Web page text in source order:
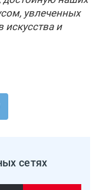
увлеченных
и
сетях